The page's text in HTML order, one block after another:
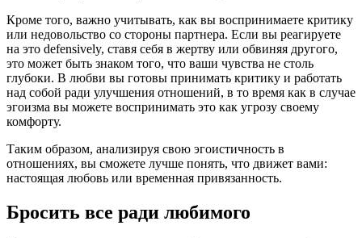
Кроме того, важно учитывать, как вы воспринимаете критику
или недовольство со стороны партнера. Если вы реагируете
на это defensively, ставя себя в жертву или обвиняя другого,
это может быть знаком того, что ваши чувства не столь
глубоки. В любви вы готовы принимать критику и работать
над собой ради улучшения отношений, в то время как в случае
эгоизма вы можете воспринимать это как угрозу своему
комфорту.
Таким образом, анализируя свою эгоистичность в
отношениях, вы сможете лучше понять, что движет вами:
настоящая любовь или временная привязанность.
Бросить все ради любимого